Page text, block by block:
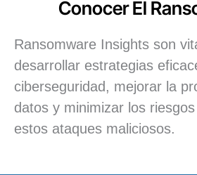
Conocer El
Ransomware Insights son
desarrollar estrategias
ciberseguridad, mejorar la
datos y minimizar los
estos ataques maliciosos.